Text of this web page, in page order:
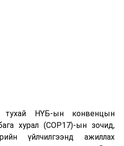
тухай НҮБ-ын конвенцын
хурал (COP17)-ын зочид,
үйлчилгээнд ажиллах